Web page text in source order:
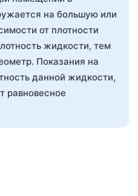
на большую или
от плотности
жидкости, тем
Показания на
данной жидкости,
равновесное